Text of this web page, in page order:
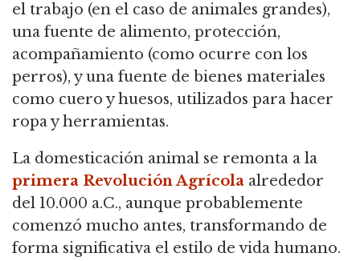
el trabajo (en el caso de animales grandes),
una fuente de alimento, protección,
acompañamiento (como ocurre con los
perros), y una fuente de bienes materiales
como cuero y huesos, utilizados para hacer
ropa y herramientas.
La domesticación animal se remonta a la
primera Revolución Agrícola alrededor
del 10.000 a.C., aunque probablemente
comenzó mucho antes, transformando de
forma significativa el estilo de vida humano.